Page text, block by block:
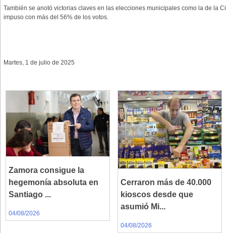
También se anotó victorias claves en las elecciones municipales como la de la
impuso con más del 56% de los votos.
Martes, 1 de julio de 2025
Zamora consigue la
hegemonía absoluta en
Santiago ...
04/08/2026
Cerraron más de 40.000
kioscos desde que
asumió Mi...
04/08/2026